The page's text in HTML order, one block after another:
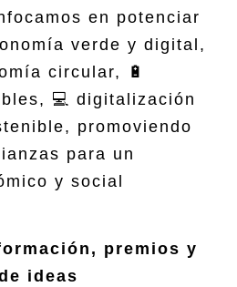
en potenciar
verde y digital,
circular, 🔋
💻 digitalización
promoviendo
para un
y social
premios y
ideas